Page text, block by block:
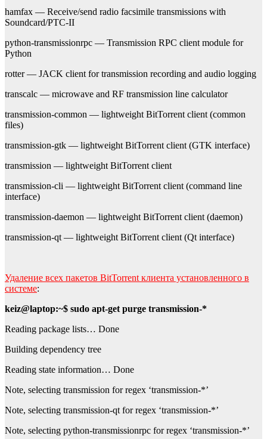
hamfax — Receive/send radio facsimile transmissions with
Soundcard/PTC-II
python-transmissionrpc — Transmission RPC client module for
Python
rotter — JACK client for transmission recording and audio logging
transcalc — microwave and RF transmission line calculator
transmission-common — lightweight BitTorrent client (common
files)
transmission-gtk — lightweight BitTorrent client (GTK interface)
transmission — lightweight BitTorrent client
transmission-cli — lightweight BitTorrent client (command line
interface)
transmission-daemon — lightweight BitTorrent client (daemon)
transmission-qt — lightweight BitTorrent client (Qt interface)
Удаление всех пакетов BitTorrent клиента установленного в
системе:
keiz@laptop:~$ sudo apt-get purge transmission-*
Reading package lists… Done
Building dependency tree
Reading state information… Done
Note, selecting transmission for regex ‘transmission-*’
Note, selecting transmission-qt for regex ‘transmission-*’
Note, selecting python-transmissionrpc for regex ‘transmission-*’